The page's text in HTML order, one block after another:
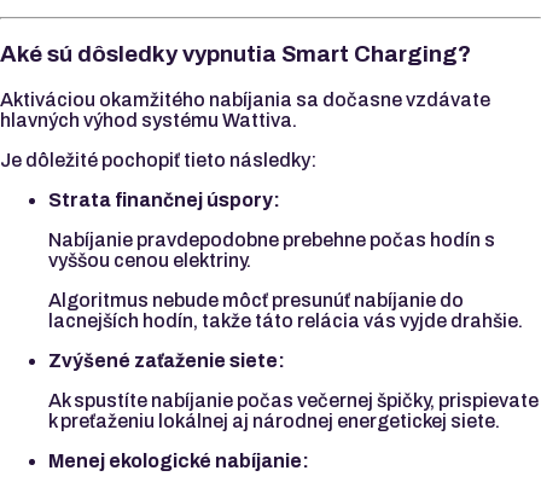
Aké sú dôsledky vypnutia Smart Charging?
Aktiváciou okamžitého nabíjania sa dočasne vzdávate
hlavných výhod systému Wattiva.
Je dôležité pochopiť tieto následky:
Strata finančnej úspory:
Nabíjanie pravdepodobne prebehne počas hodín s
vyššou cenou elektriny.
Algoritmus nebude môcť presunúť nabíjanie do
lacnejších hodín, takže táto relácia vás vyjde drahšie.
Zvýšené zaťaženie siete:
Ak spustíte nabíjanie počas večernej špičky, prispievate
k preťaženiu lokálnej aj národnej energetickej siete.
Menej ekologické nabíjanie: